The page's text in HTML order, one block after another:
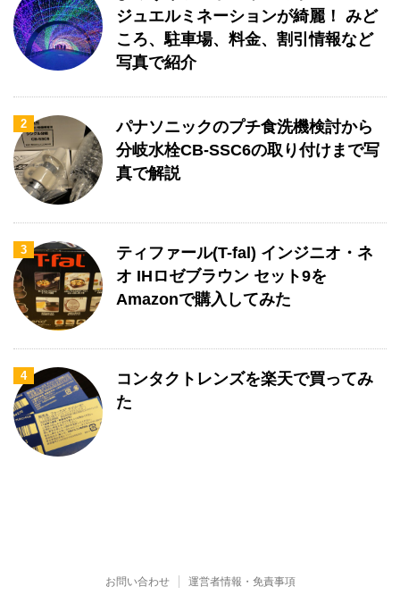
ジュエルミネーションが綺麗！ みど
ころ、駐車場、料金、割引情報など
写真で紹介
2
パナソニックのプチ食洗機検討から
分岐水栓CB-SSC6の取り付けまで写
真で解説
3
ティファール(T-fal) インジニオ・ネ
オ IHロゼブラウン セット9を
Amazonで購入してみた
4
コンタクトレンズを楽天で買ってみ
た
お問い合わせ 運営者情報・免責事項